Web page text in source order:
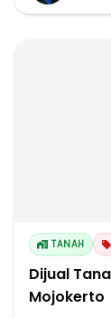
TANAH
Dijual
Mojokerto